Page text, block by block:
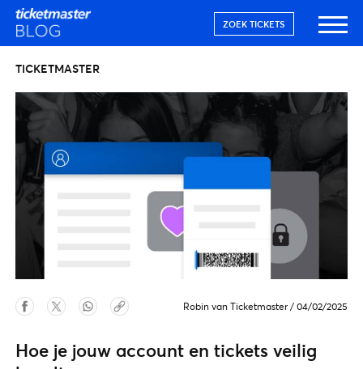
ZOEK TICKETS
TICKETMASTER
Robin van Ticketmaster / 04/02/2025
Hoe je jouw account en tickets veilig